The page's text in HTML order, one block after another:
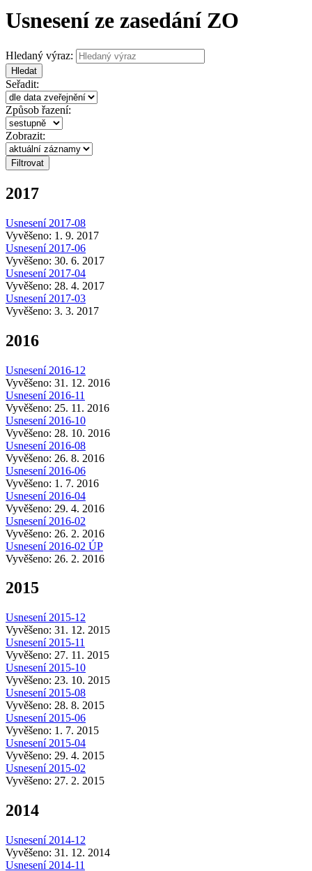
Usnesení ze zasedání ZO
Hledaný výraz:
Hledat
Seřadit:
Způsob řazení:
Zobrazit:
2017
Usnesení 2017-08
Vyvěšeno: 1. 9. 2017
Usnesení 2017-06
Vyvěšeno: 30. 6. 2017
Usnesení 2017-04
Vyvěšeno: 28. 4. 2017
Usnesení 2017-03
Vyvěšeno: 3. 3. 2017
2016
Usnesení 2016-12
Vyvěšeno: 31. 12. 2016
Usnesení 2016-11
Vyvěšeno: 25. 11. 2016
Usnesení 2016-10
Vyvěšeno: 28. 10. 2016
Usnesení 2016-08
Vyvěšeno: 26. 8. 2016
Usnesení 2016-06
Vyvěšeno: 1. 7. 2016
Usnesení 2016-04
Vyvěšeno: 29. 4. 2016
Usnesení 2016-02
Vyvěšeno: 26. 2. 2016
Usnesení 2016-02 ÚP
Vyvěšeno: 26. 2. 2016
2015
Usnesení 2015-12
Vyvěšeno: 31. 12. 2015
Usnesení 2015-11
Vyvěšeno: 27. 11. 2015
Usnesení 2015-10
Vyvěšeno: 23. 10. 2015
Usnesení 2015-08
Vyvěšeno: 28. 8. 2015
Usnesení 2015-06
Vyvěšeno: 1. 7. 2015
Usnesení 2015-04
Vyvěšeno: 29. 4. 2015
Usnesení 2015-02
Vyvěšeno: 27. 2. 2015
2014
Usnesení 2014-12
Vyvěšeno: 31. 12. 2014
Usnesení 2014-11